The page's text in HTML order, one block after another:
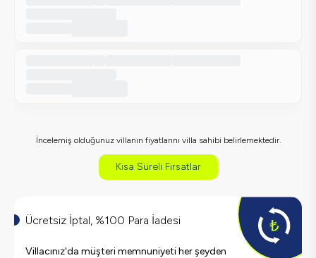
İncelemiş olduğunuz villanın fiyatlarını villa sahibi belirlemektedir.
Kısa Süreli Fırsatlar
Ücretsiz İptal, %100 Para İadesi
Villacınız'da müşteri memnuniyeti her şeyden